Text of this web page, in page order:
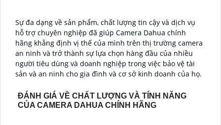
Sự đa dạng về sản phẩm, chất lượng tin cậy và dịch vụ
hỗ trợ chuyên nghiệp đã giúp Camera Dahua chính
hãng khẳng định vị thế của mình trên thị trường camera
an ninh và trở thành sự lựa chọn hàng đầu của nhiều
người tiêu dùng và doanh nghiệp trong việc bảo vệ tài
sản và an ninh cho gia đình và cơ sở kinh doanh của họ.
ĐÁNH GIÁ VỀ CHẤT LƯỢNG VÀ TÍNH NĂNG
CỦA CAMERA DAHUA CHÍNH HÃNG